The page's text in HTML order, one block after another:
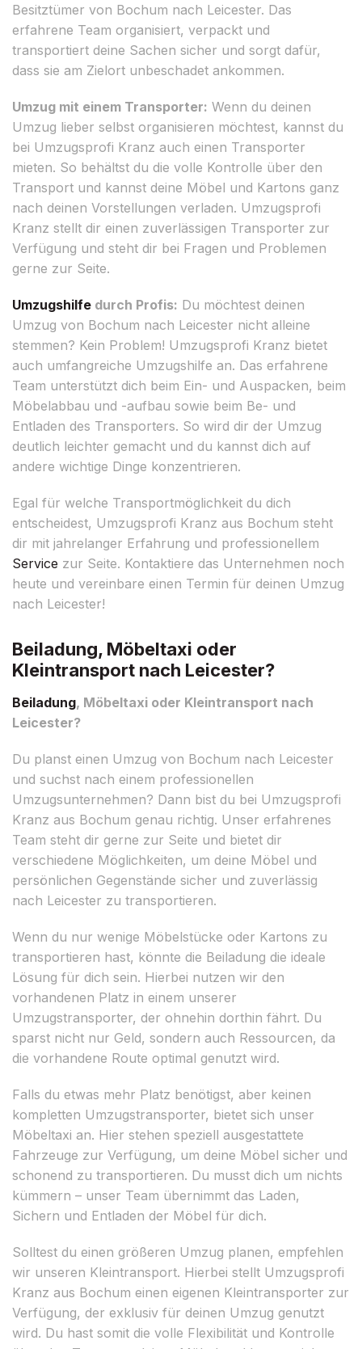
Besitztümer von Bochum nach Leicester. Das
erfahrene Team organisiert, verpackt und
transportiert deine Sachen sicher und sorgt dafür,
dass sie am Zielort unbeschadet ankommen.
Umzug mit einem Transporter: Wenn du deinen
Umzug lieber selbst organisieren möchtest, kannst du
bei Umzugsprofi Kranz auch einen Transporter
mieten. So behältst du die volle Kontrolle über den
Transport und kannst deine Möbel und Kartons ganz
nach deinen Vorstellungen verladen. Umzugsprofi
Kranz stellt dir einen zuverlässigen Transporter zur
Verfügung und steht dir bei Fragen und Problemen
gerne zur Seite.
Umzugshilfe durch Profis: Du möchtest deinen
Umzug von Bochum nach Leicester nicht alleine
stemmen? Kein Problem! Umzugsprofi Kranz bietet
auch umfangreiche Umzugshilfe an. Das erfahrene
Team unterstützt dich beim Ein- und Auspacken, beim
Möbelabbau und -aufbau sowie beim Be- und
Entladen des Transporters. So wird dir der Umzug
deutlich leichter gemacht und du kannst dich auf
andere wichtige Dinge konzentrieren.
Egal für welche Transportmöglichkeit du dich
entscheidest, Umzugsprofi Kranz aus Bochum steht
dir mit jahrelanger Erfahrung und professionellem
Service zur Seite. Kontaktiere das Unternehmen noch
heute und vereinbare einen Termin für deinen Umzug
nach Leicester!
Beiladung, Möbeltaxi oder
Kleintransport nach Leicester?
Beiladung, Möbeltaxi oder Kleintransport nach
Leicester?
Du planst einen Umzug von Bochum nach Leicester
und suchst nach einem professionellen
Umzugsunternehmen? Dann bist du bei Umzugsprofi
Kranz aus Bochum genau richtig. Unser erfahrenes
Team steht dir gerne zur Seite und bietet dir
verschiedene Möglichkeiten, um deine Möbel und
persönlichen Gegenstände sicher und zuverlässig
nach Leicester zu transportieren.
Wenn du nur wenige Möbelstücke oder Kartons zu
transportieren hast, könnte die Beiladung die ideale
Lösung für dich sein. Hierbei nutzen wir den
vorhandenen Platz in einem unserer
Umzugstransporter, der ohnehin dorthin fährt. Du
sparst nicht nur Geld, sondern auch Ressourcen, da
die vorhandene Route optimal genutzt wird.
Falls du etwas mehr Platz benötigst, aber keinen
kompletten Umzugstransporter, bietet sich unser
Möbeltaxi an. Hier stehen speziell ausgestattete
Fahrzeuge zur Verfügung, um deine Möbel sicher und
schonend zu transportieren. Du musst dich um nichts
kümmern – unser Team übernimmt das Laden,
Sichern und Entladen der Möbel für dich.
Solltest du einen größeren Umzug planen, empfehlen
wir unseren Kleintransport. Hierbei stellt Umzugsprofi
Kranz aus Bochum einen eigenen Kleintransporter zur
Verfügung, der exklusiv für deinen Umzug genutzt
wird. Du hast somit die volle Flexibilität und Kontrolle